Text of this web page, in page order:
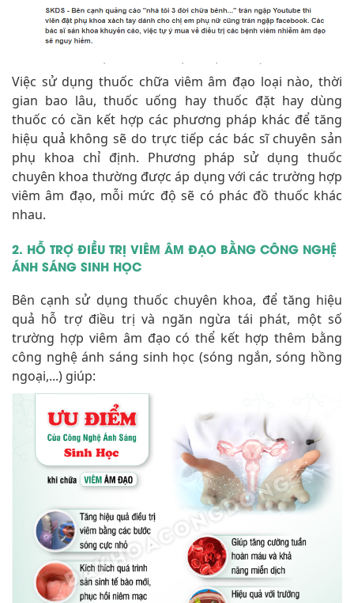
Việc sử dụng thuốc chữa viêm âm đạo loại nào, thời
gian bao lâu, thuốc uống hay thuốc đặt hay dùng
thuốc có cần kết hợp các phương pháp khác để tăng
hiệu quả không sẽ do trực tiếp các bác sĩ chuyên sản
phụ khoa chỉ định. Phương pháp sử dụng thuốc
chuyên khoa thường được áp dụng với các trường hợp
viêm âm đạo, mỗi mức độ sẽ có phác đồ thuốc khác
nhau.
2. HỖ TRỢ ĐIỀU TRỊ VIÊM ÂM ĐẠO BẰNG CÔNG NGHỆ
ÁNH SÁNG SINH HỌC
Bên cạnh sử dụng thuốc chuyên khoa, để tăng hiệu
quả hỗ trợ điều trị và ngăn ngừa tái phát, một số
công nghệ ánh sáng sinh học (sóng ngắn, sóng hồng
ngoại,...) giúp: